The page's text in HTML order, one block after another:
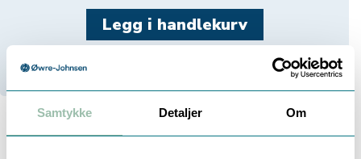
Samtykke Detaljer Om
20+